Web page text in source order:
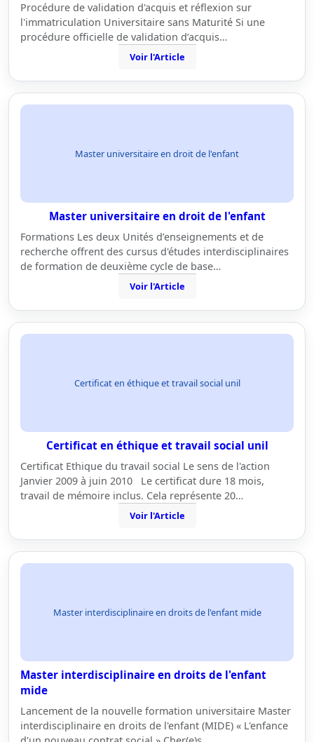
Procédure de validation d'acquis et réflexion sur
l'immatriculation Universitaire sans Maturité Si une
procédure officielle de validation d’acquis…
Voir l'Article
Master universitaire en droit de l'enfant
Master universitaire en droit de l'enfant
Formations Les deux Unités d’enseignements et de
recherche offrent des cursus d'études interdisciplinaires
de formation de deuxième cycle de base…
Voir l'Article
Certificat en éthique et travail social unil
Certificat en éthique et travail social unil
Certificat Ethique du travail social Le sens de l'action
Janvier 2009 à juin 2010 Le certificat dure 18 mois,
travail de mémoire inclus. Cela représente 20…
Voir l'Article
Master interdisciplinaire en droits de l'enfant mide
Master interdisciplinaire en droits de l'enfant
mide
Lancement de la nouvelle formation universitaire Master
interdisciplinaire en droits de l'enfant (MIDE) « L'enfance